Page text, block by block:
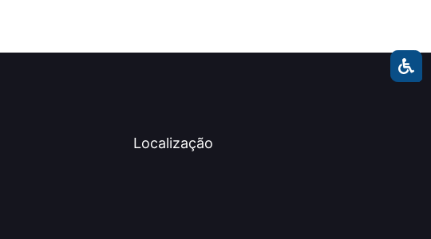
Localização